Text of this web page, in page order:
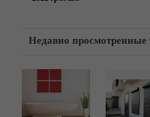
Недавно просмотренные